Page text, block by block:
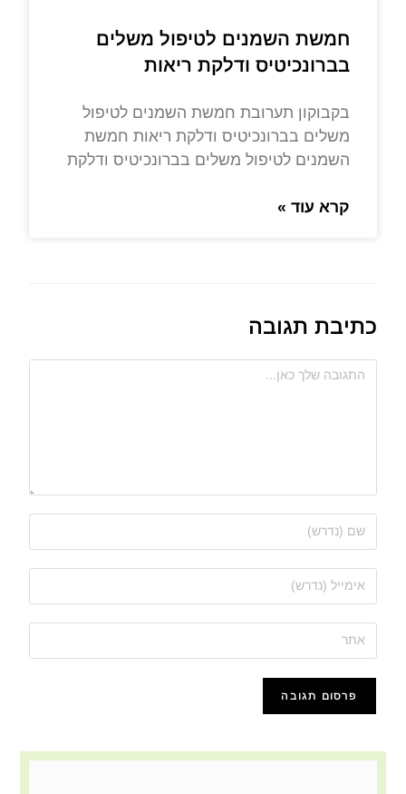
חמשת השמנים לטיפול משלים
בברונכיטיס ודלקת ריאות
בקבוקון תערובת חמשת השמנים לטיפול
משלים בברונכיטיס ודלקת ריאות חמשת
השמנים לטיפול משלים בברונכיטיס ודלקת
קרא עוד »
כתיבת תגובה